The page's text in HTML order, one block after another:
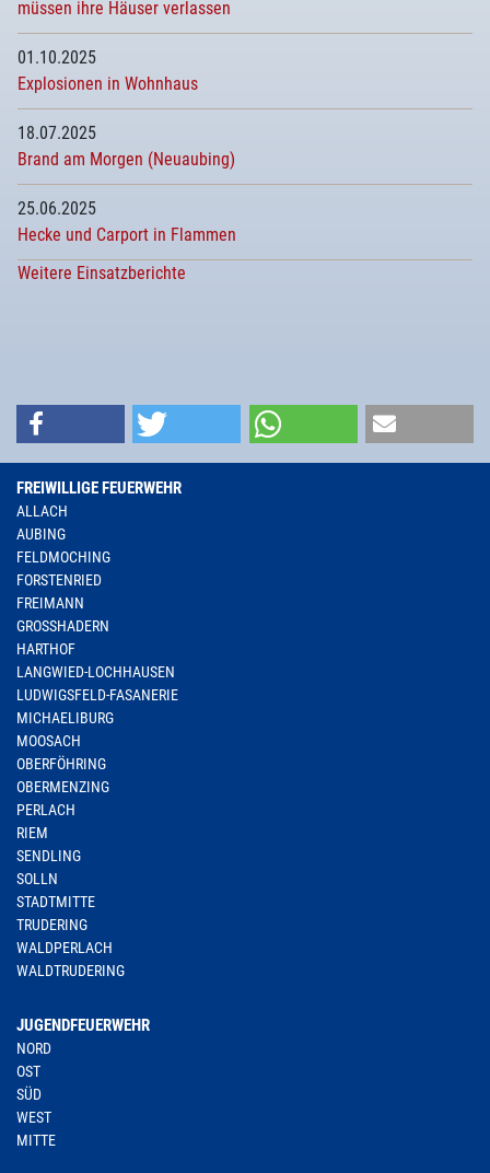
müssen ihre Häuser verlassen
01.10.2025
Explosionen in Wohnhaus
18.07.2025
Brand am Morgen (Neuaubing)
25.06.2025
Hecke und Carport in Flammen
Weitere Einsatzberichte
FREIWILLIGE FEUERWEHR
ALLACH
AUBING
FELDMOCHING
FORSTENRIED
FREIMANN
GROSSHADERN
HARTHOF
LANGWIED-LOCHHAUSEN
LUDWIGSFELD-FASANERIE
MICHAELIBURG
MOOSACH
OBERFÖHRING
OBERMENZING
PERLACH
RIEM
SENDLING
SOLLN
STADTMITTE
TRUDERING
WALDPERLACH
WALDTRUDERING
JUGENDFEUERWEHR
NORD
OST
SÜD
WEST
MITTE